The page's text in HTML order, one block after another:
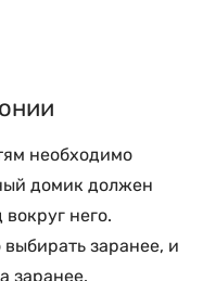
необходимо
домик должен
него.
заранее, и
заранее.